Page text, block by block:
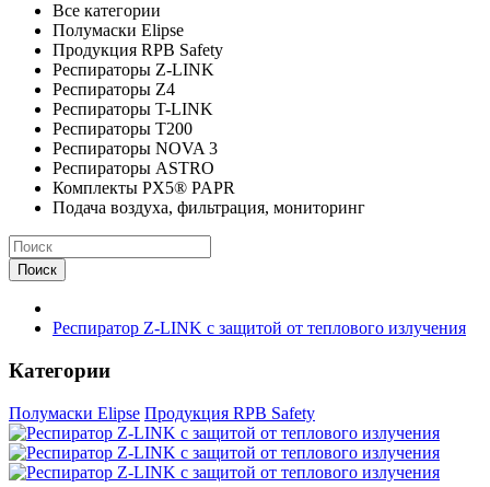
Все категории
Полумаски Elipse
Продукция RPB Safety
Респираторы Z-LINK
Респираторы Z4
Респираторы T-LINK
Респираторы T200
Респираторы NOVA 3
Респираторы ASTRO
Комплекты PX5® PAPR
Подача воздуха, фильтрация, мониторинг
Поиск
Респиратор Z-LINK с защитой от теплового излучения
Категории
Полумаски Elipse Продукция RPB Safety